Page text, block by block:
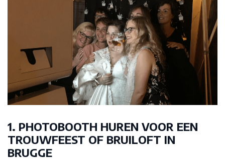
1. PHOTOBOOTH HUREN VOOR EEN
TROUWFEEST OF BRUILOFT IN
BRUGGE